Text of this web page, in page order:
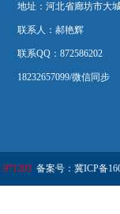
地址：河北省廊坊市大
联系人：郝艳辉
联系QQ：872586202
18232657099/微信同步
971203 备案号：冀ICP备